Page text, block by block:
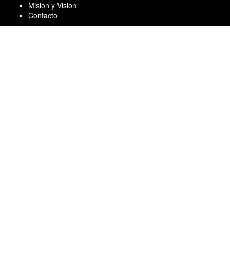
content
Mision y Vision
Contacto